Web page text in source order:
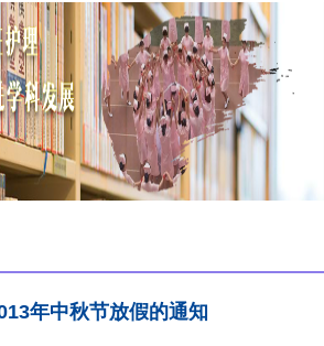
年中秋节放假的通知